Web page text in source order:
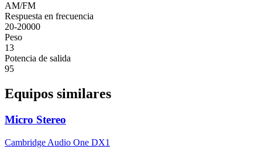
AM/FM
Respuesta en frecuencia
20-20000
Peso
13
Potencia de salida
95
Equipos similares
Micro Stereo
Cambridge Audio One DX1